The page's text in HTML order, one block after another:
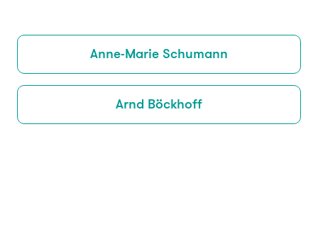
Anne-Marie Schumann
Arnd Böckhoff